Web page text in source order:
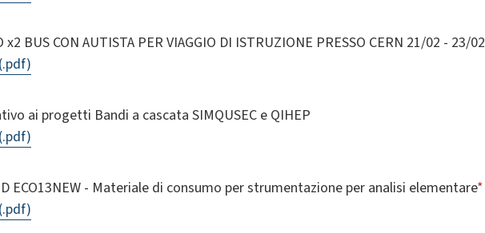
x2 BUS CON AUTISTA PER VIAGGIO DI ISTRUZIONE PRESSO CERN 21/02 - 23/02
ai progetti Bandi a cascata SIMQUSEC e QIHEP
ID ECO13NEW - Materiale di consumo per strumentazione per analisi elementare*